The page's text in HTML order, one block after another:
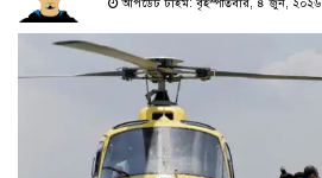
আপডেট টাইম: বৃহস্পতিবার, ৪ জুন, ২০২৬